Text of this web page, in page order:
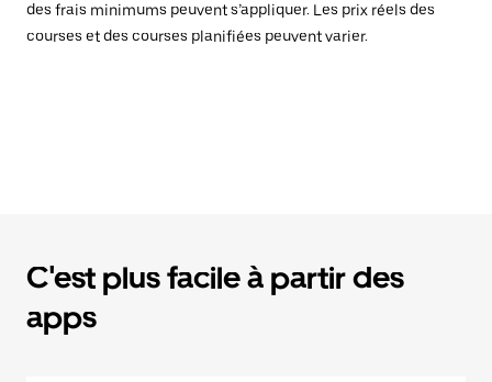
des frais minimums peuvent s’appliquer. Les prix réels des
courses et des courses planifiées peuvent varier.
C'est plus facile à partir des
apps